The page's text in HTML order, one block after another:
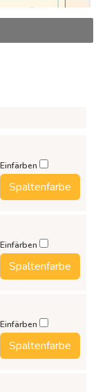
Einfärben
Spaltenfarbe
Einfärben
Spaltenfarbe
Einfärben
Spaltenfarbe